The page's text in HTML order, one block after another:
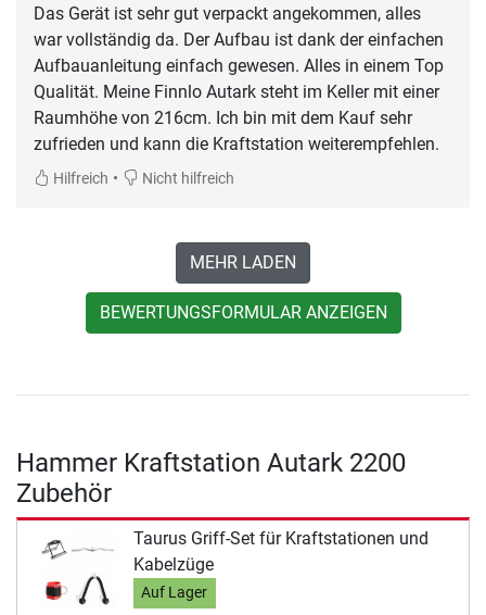
Das Gerät ist sehr gut verpackt angekommen, alles
war vollständig da. Der Aufbau ist dank der einfachen
Aufbauanleitung einfach gewesen. Alles in einem Top
Qualität. Meine Finnlo Autark steht im Keller mit einer
Raumhöhe von 216cm. Ich bin mit dem Kauf sehr
zufrieden und kann die Kraftstation weiterempfehlen.
Hilfreich • Nicht hilfreich
MEHR LADEN
BEWERTUNGSFORMULAR ANZEIGEN
Hammer Kraftstation Autark 2200
Zubehör
Taurus Griff-Set für Kraftstationen und
Kabelzüge
Auf Lager